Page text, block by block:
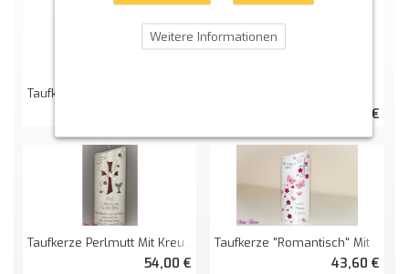
Taufkerze "Strasskreuz" Und Blütenranken Oval Abg. Perlmutt
43,70 €
Taufkerze Perlmutt Mit Kreuz Oval Abg.
54,00 €
Taufkerze "romantisch" Mit Schmetterlingen Und Blüten Oval Abg. Perlmutt
43,60 €
Weitere Informationen